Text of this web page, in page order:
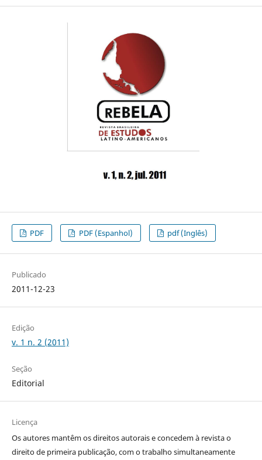
PDF PDF (Espanhol) pdf (Inglês)
Publicado
2011-12-23
Edição
v. 1 n. 2 (2011)
Seção
Editorial
Licença
Os autores mantêm os direitos autorais e concedem à revista o
direito de primeira publicação, com o trabalho simultaneamente